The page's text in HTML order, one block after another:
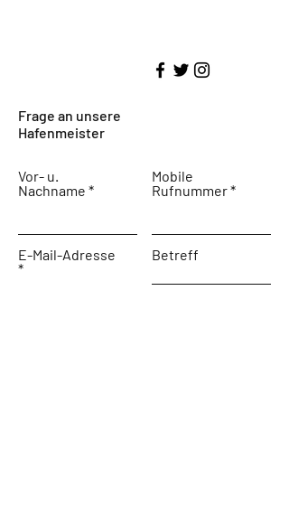
Frage an unsere
Hafenmeister
Vor- u.
Nachname
Mobile
Rufnummer
E-Mail-Adresse Betreff